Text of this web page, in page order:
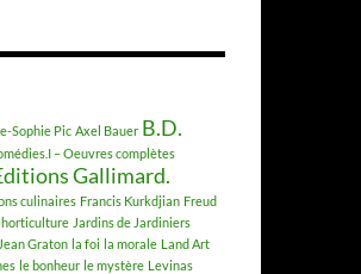
Sophie Pic Axel Bauer B.D.
– Oeuvres complètes
Gallimard.
culinaires Francis Kurkdjian Freud
horticulture Jardins de Jardiniers
Jean Graton la foi la morale Land Art
le bonheur le mystère Levinas